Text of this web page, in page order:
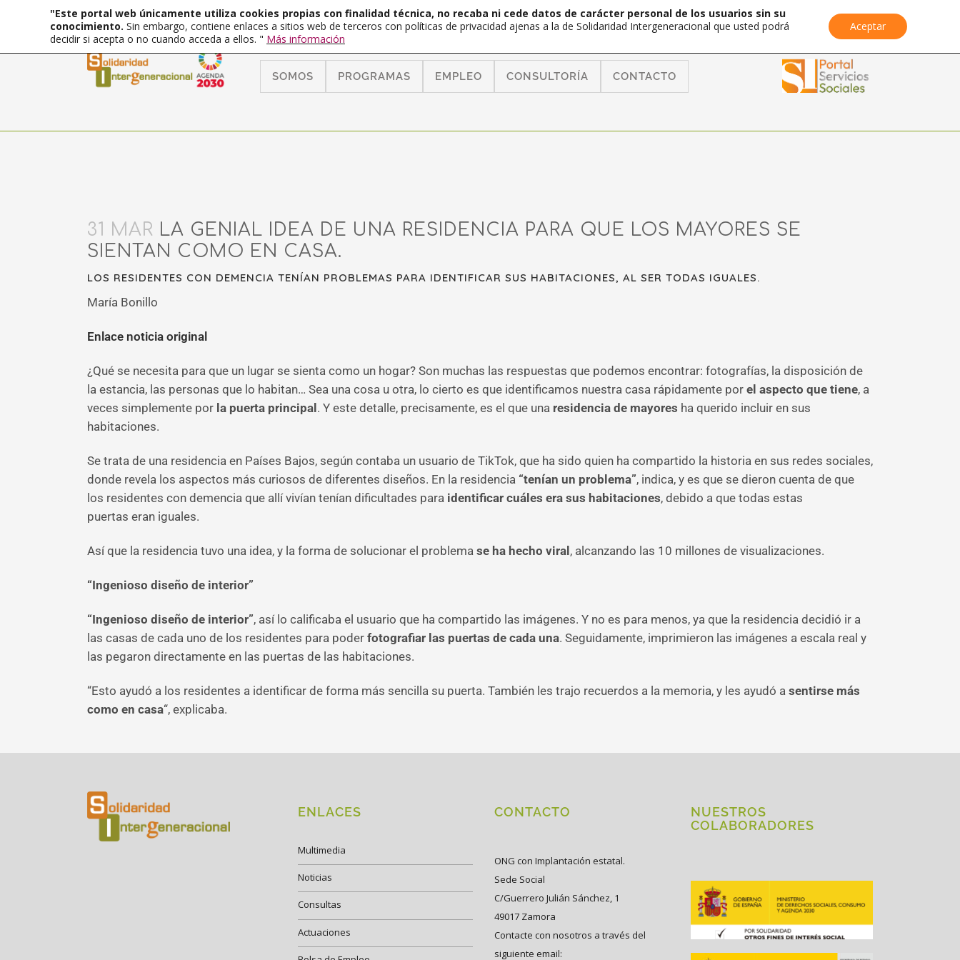
SOMOS PROGRAMAS EMPLEO CONSULTORÍA CONTACTO
31 MAR LA GENIAL IDEA DE UNA RESIDENCIA PARA QUE LOS MAYORES SE
SIENTAN COMO EN CASA.
LOS RESIDENTES CON DEMENCIA TENÍAN PROBLEMAS PARA IDENTIFICAR SUS HABITACIONES, AL SER TODAS IGUALES.
María Bonillo
Enlace noticia original
¿Qué se necesita para que un lugar se sienta como un hogar? Son muchas las respuestas que podemos encontrar: fotografías, la disposición de
la estancia, las personas que lo habitan… Sea una cosa u otra, lo cierto es que identificamos nuestra casa rápidamente por el aspecto que tiene, a
veces simplemente por la puerta principal . Y este detalle, precisamente, es el que una residencia de mayores ha querido incluir en sus
habitaciones.
Se trata de una residencia en Países Bajos, según contaba un usuario de TikTok, que ha sido quien ha compartido la historia en sus redes sociales,
donde revela los aspectos más curiosos de diferentes diseños. En la residencia “tenían un problema”, indica, y es que se dieron cuenta de que
los residentes con demencia que allí vivían tenían dificultades para identificar cuáles era sus habitaciones, debido a que todas estas
puertas eran iguales.
Así que la residencia tuvo una idea, y la forma de solucionar el problema se ha hecho viral , alcanzando las 10 millones de visualizaciones.
“Ingenioso diseño de interior”
“Ingenioso diseño de interior”, así lo calificaba el usuario que ha compartido las imágenes. Y no es para menos, ya que la residencia decidió ir a
las casas de cada uno de los residentes para poder fotografiar las puertas de cada una. Seguidamente, imprimieron las imágenes a escala real y
las pegaron directamente en las puertas de las habitaciones.
“Esto ayudó a los residentes a identificar de forma más sencilla su puerta. También les trajo recuerdos a la memoria, y les ayudó a sentirse más
como en casa“, explicaba.
ENLACES
Multimedia
Noticias
Consultas
Actuaciones
CONTACTO
ONG con Implantación estatal.
Sede Social
C/Guerrero Julián Sánchez, 1
49017 Zamora
Contacte con nosotros a través del
siguiente email:
NUESTROS
COLABORADORES
"Este portal web únicamente utiliza cookies propias con finalidad técnica, no recaba ni cede datos de carácter personal de los usuarios sin su
conocimiento. Sin embargo, contiene enlaces a sitios web de terceros con políticas de privacidad ajenas a la de Solidaridad Intergeneracional que usted podrá
decidir si acepta o no cuando acceda a ellos. " Más información
Aceptar